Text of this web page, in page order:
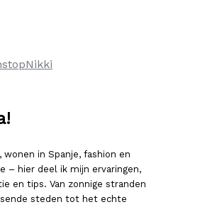
wonen in Spanje, fashion en
– hier deel ik mijn ervaringen,
en tips. Van zonnige stranden
steden tot het echte